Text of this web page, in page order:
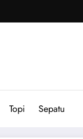
Topi Sepatu